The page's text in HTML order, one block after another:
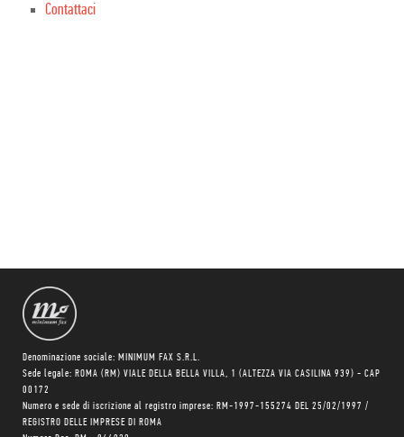
Contattaci
Denominazione sociale: MINIMUM FAX S.R.L.
Sede legale: ROMA (RM) VIALE DELLA BELLA VILLA, 1 (ALTEZZA VIA CASILINA 939) - CAP
00172
Numero e sede di iscrizione al registro imprese: RM-1997-155274 DEL 25/02/1997 /
REGISTRO DELLE IMPRESE DI ROMA